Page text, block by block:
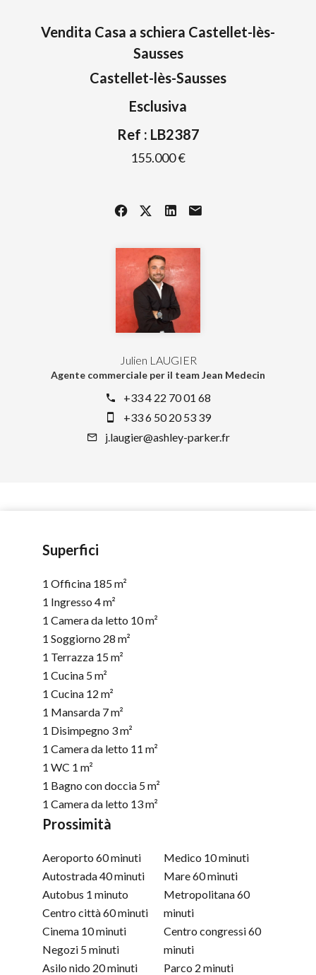
Julien LAUGIER
Agente commerciale per il team Jean Medecin
+33 4 22 70 01 68
+33 6 50 20 53 39
j.laugier@ashley-parker.fr
Vendita Casa a schiera Castellet-lès-
Sausses
Castellet-lès-Sausses
Esclusiva
Ref : LB2387
155.000 €
Superfici
1 Officina 185 m²
1 Ingresso 4 m²
1 Camera da letto 10 m²
1 Soggiorno 28 m²
1 Terrazza 15 m²
1 Cucina 5 m²
1 Cucina 12 m²
1 Mansarda 7 m²
1 Disimpegno 3 m²
1 Camera da letto 11 m²
1 WC 1 m²
1 Bagno con doccia 5 m²
1 Camera da letto 13 m²
Prossimità
Aeroporto 60 minuti
Autostrada40 minuti
Autobus 1 minuto
Centro città60 minuti
Cinema 10 minuti
Negozi 5 minuti
Asilo nido 20 minuti
Medico 10 minuti
Mare60 minuti
Metropolitana60
minuti
Centro congressi60
minuti
Parco 2 minuti